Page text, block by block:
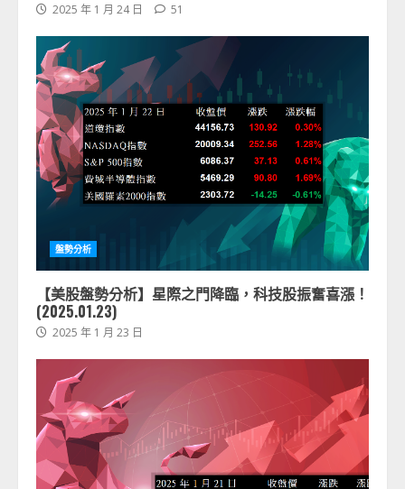
2025 年 1 月 24 日 51
盤勢分析
【美股盤勢分析】星際之門降臨，科技股振奮喜漲！
(2025.01.23)
2025 年 1 月 23 日